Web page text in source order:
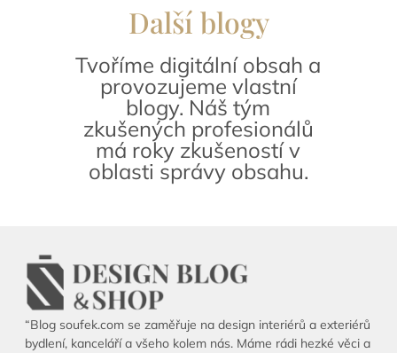
Další blogy
Tvoříme digitální obsah a
provozujeme vlastní
blogy. Náš tým
zkušených profesionálů
má roky zkušeností v
oblasti správy obsahu.
“Blog soufek.com se zaměřuje na design interiérů a exteriérů
bydlení, kanceláří a všeho kolem nás. Máme rádi hezké věci a